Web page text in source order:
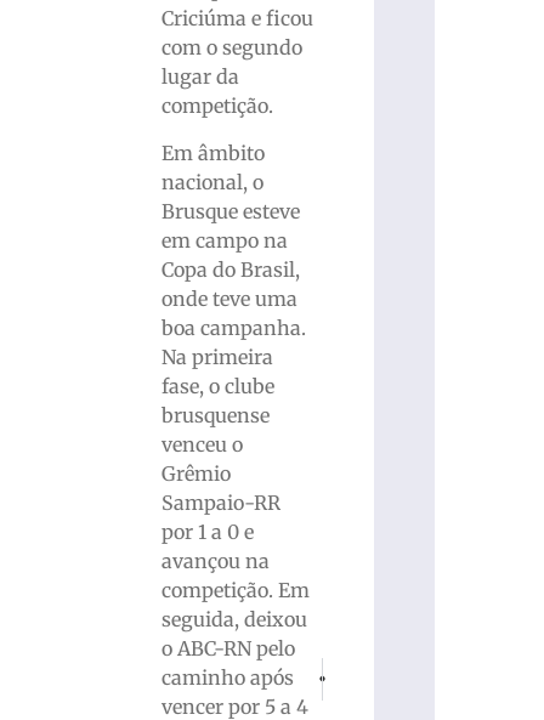
Criciúma e ficou
com o segundo
lugar da
competição.
Em âmbito
nacional, o
Brusque esteve
em campo na
Copa do Brasil,
onde teve uma
boa campanha.
Na primeira
fase, o clube
brusquense
venceu o
Grêmio
Sampaio-RR
por 1 a 0 e
avançou na
competição. Em
seguida, deixou
o ABC-RN pelo
caminho após
vencer por 5 a 4